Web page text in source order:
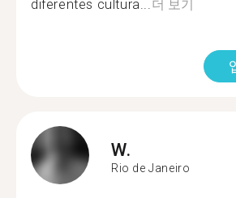
diferentes cultura...더 보기
W.
Rio de Janeiro